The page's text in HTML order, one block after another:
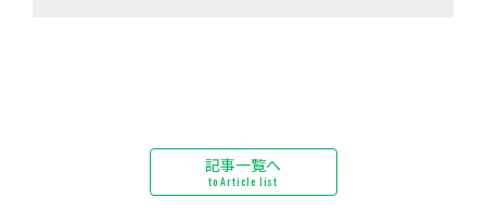
記事一覧へ
to Article list